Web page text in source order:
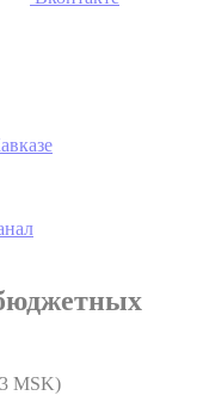
MSK)